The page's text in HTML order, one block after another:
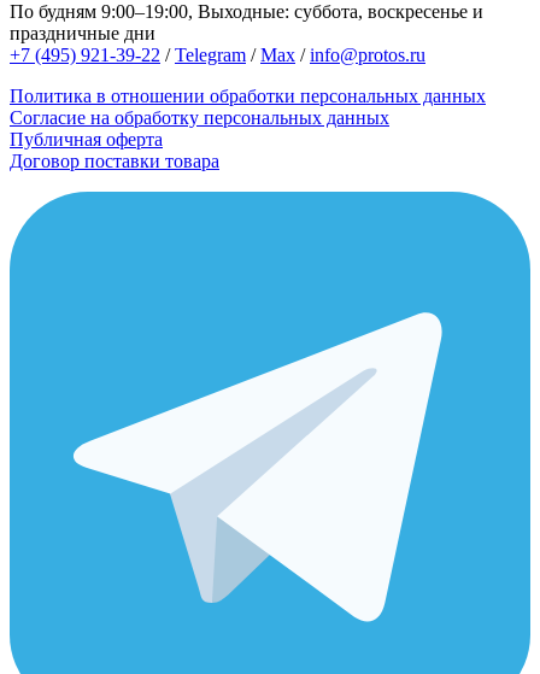
По будням 9:00–19:00, Выходные: суббота, воскресенье и
праздничные дни
+7 (495) 921-39-22 /Telegram /Max /info@protos.ru
Политика в отношении обработки персональных данных
Согласие на обработку персональных данных
Публичная оферта
Договор поставки товара